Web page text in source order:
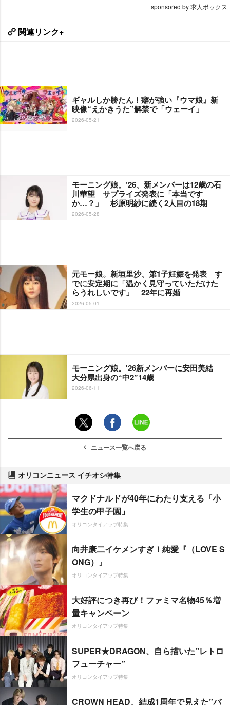
sponsored by 求人ボックス
関連リンク+
ギャルしか勝たん！癖が強い『ウマ娘』新
映像“えかきうた”解禁で「ウェーイ」
2026-05-21
モーニング娘。’26、新メンバーは12歳の石
川華望 サプライズ発表に「本当です
か…？」 杉原明紗に続く2人目の18期
2026-05-28
元モー娘。新垣里沙、第1子妊娠を発表 す
でに安定期に「温かく見守っていただけた
らうれしいです」 22年に再婚
2026-05-01
モーニング娘。'26新メンバーに安田美結
大分県出身の“中2”14歳
2026-06-11
ニュース一覧へ戻る
オリコンニュース イチオシ特集
マクドナルドが40年にわたり支える「小
学生の甲子園」
オリコンタイアップ特集
向井康二イケメンすぎ！純愛『（LOVE S
ONG）』
オリコンタイアップ特集
大好評につき再び！ファミマ名物45％増
量キャンペーン
オリコンタイアップ特集
SUPER★DRAGON、自ら描いた”レトロ
フューチャー”
オリコンタイアップ特集
CROWN HEAD、結成1周年で見えた”バ